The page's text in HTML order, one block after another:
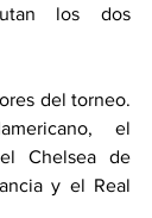
los dos
del torneo.
el
Chelsea de
y el Real